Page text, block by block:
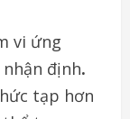
vi ứng
định.
tạp hơn